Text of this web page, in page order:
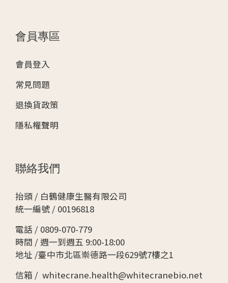
脹與發炎 長期負擔過重或因關節退化引起的發炎，可能
骨退化，支撐力下降，行走時可能有膝蓋無法承受重量
膝蓋退化症狀的常見現象，通常與軟骨磨損有關。
二、為什麼會出現膝蓋退化症狀？ 膝蓋退化症狀的出
著年齡增長，關節內的軟骨逐漸磨損，潤滑液分泌減
成過大壓力，進而加速軟骨的退化。肥胖問題 體重過重
能增加3-5公斤，這是加劇膝蓋退化症狀的重要因素。運
動傷害 過去的膝蓋損傷，例如韌帶撕裂、半月板損傷，
也可能成為退化的誘因。遺傳與基因 家族中有骨關節炎
病史的人，出現膝蓋退化症狀的風險更高。慢性疾病影
響 例如退化性關節炎或類風濕性關節炎等疾病，會使膝
蓋健康受損，增加退化風險。 三、如何利用飲食幫助
改善膝蓋退化症狀？ 正確的飲食習慣有助於減緩膝蓋退
會員專區
會員登入
常見問題
退換貨政策
隱私權聲明
聯絡我們
抬頭 / 白鶴健康生醫有限公司
統一編號 / 00196818
電話 / 0809-070-779
時間 / 週一到週五 9:00-18:00
地址 /臺中市北區崇德路一段629號7樓之1
信箱 / whitecrane.health@whitecranebio.net